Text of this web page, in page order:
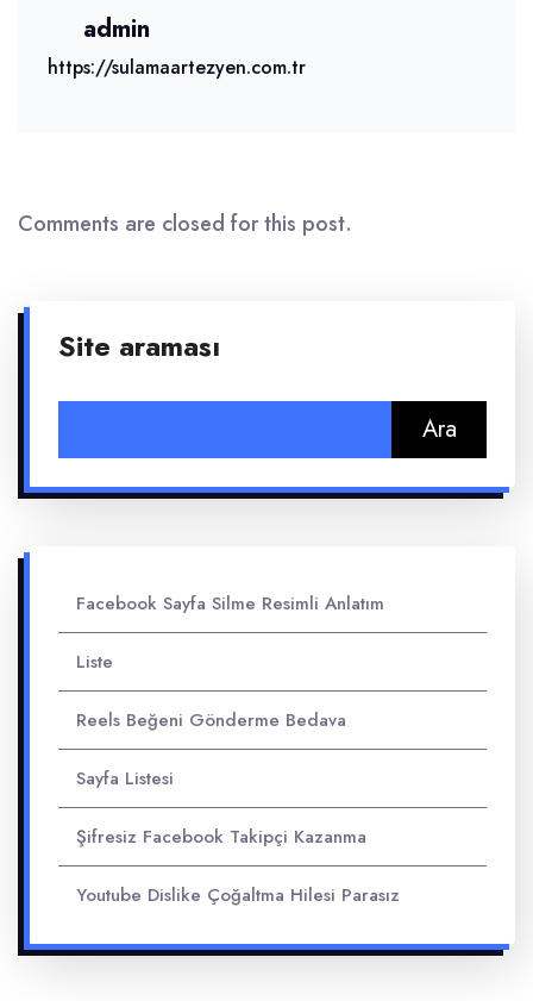
admin
https://sulamaartezyen.com.tr
Comments are closed for this post.
Site araması
Facebook Sayfa Silme Resimli Anlatım
Liste
Reels Beğeni Gönderme Bedava
Sayfa Listesi
Şifresiz Facebook Takipçi Kazanma
Youtube Dislike Çoğaltma Hilesi Parasız